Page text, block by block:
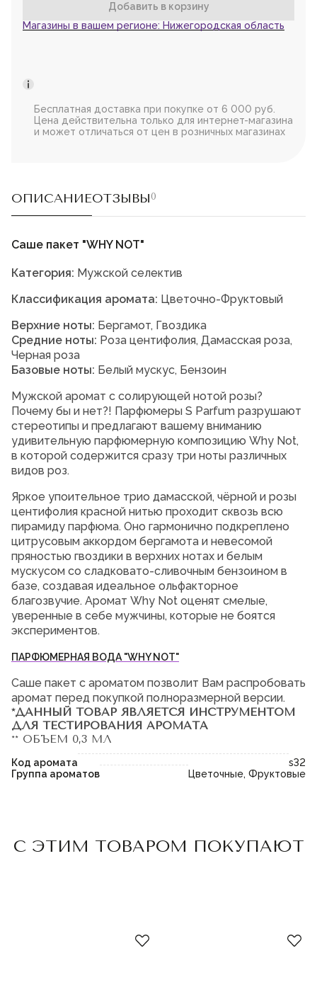
Контакты
О нас
Франшиза
Магазины в вашем регионе: Нижегородская область
Бесплатная доставка при покупке от 6 000 руб.
Цена действительна только для интернет-магазина
и может отличаться от цен в розничных магазинах
ОПИСАНИЕОТЗЫВЫ0
Саше пакет "WHY NOT"
Категория: Мужской селектив
Классификация аромата: Цветочно-Фруктовый
Верхние ноты: Бергамот, Гвоздика
Средние ноты: Роза центифолия, Дамасская роза,
Черная роза
Базовые ноты: Белый мускус, Бензоин
Мужской аромат с солирующей нотой розы?
Почему бы и нет?! Парфюмеры S Parfum разрушают
стереотипы и предлагают вашему вниманию
удивительную парфюмерную композицию Why Not,
в которой содержится сразу три ноты различных
видов роз.
Яркое упоительное трио дамасской, чёрной и розы
центифолия красной нитью проходит сквозь всю
пирамиду парфюма. Оно гармонично подкреплено
цитрусовым аккордом бергамота и невесомой
пряностью гвоздики в верхних нотах и белым
мускусом со сладковато-сливочным бензоином в
базе, создавая идеальное ольфакторное
благозвучие. Аромат Why Not оценят смелые,
уверенные в себе мужчины, которые не боятся
экспериментов.
ПАРФЮМЕРНАЯ ВОДА "WHY NOT"
Саше пакет с ароматом позволит Вам распробовать
аромат перед покупкой полноразмерной версии.
*ДАННЫЙ ТОВАР ЯВЛЯЕТСЯ ИНСТРУМЕНТОМ
ДЛЯ ТЕСТИРОВАНИЯ АРОМАТА
** ОБЪЕМ 0,3 МЛ
Код аромата
s32
Группа ароматов
Цветочные, Фруктовые
С ЭТИМ ТОВАРОМ ПОКУПАЮТ
зарегистрируйтесь,
чтобы добавить товар в
зарегистрируйтесь,
чтобы добавить товар в